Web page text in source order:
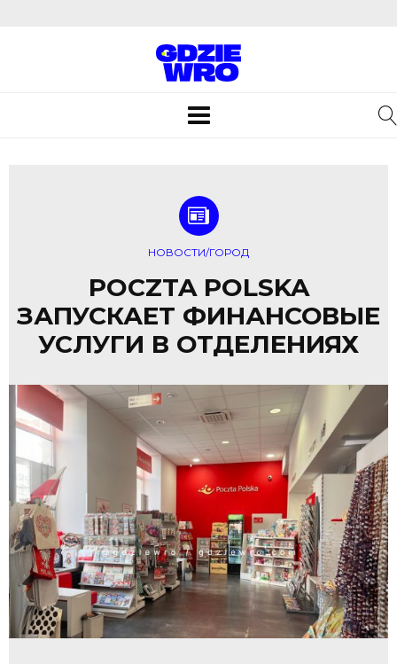
Toggle
НОВОСТИ/ГОРОД
POCZTA POLSKA
ЗАПУСКАЕТ ФИНАНСОВЫЕ
УСЛУГИ В ОТДЕЛЕНИЯХ